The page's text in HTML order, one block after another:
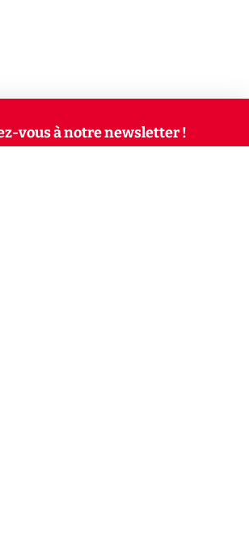
vous à notre newsletter !